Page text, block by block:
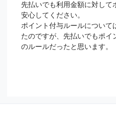
先払いでも利用金額に対して
安心してください。
ポイント付与ルールについて
たのですが、先払いでもポイ
のルールだったと思います。